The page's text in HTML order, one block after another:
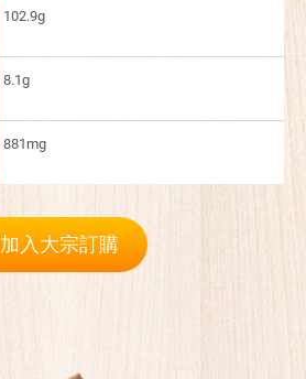
102.9g
8.1g
881mg
加入大宗訂購